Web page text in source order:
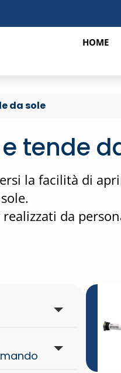
HOME
da sole
tende
la facilità di
da